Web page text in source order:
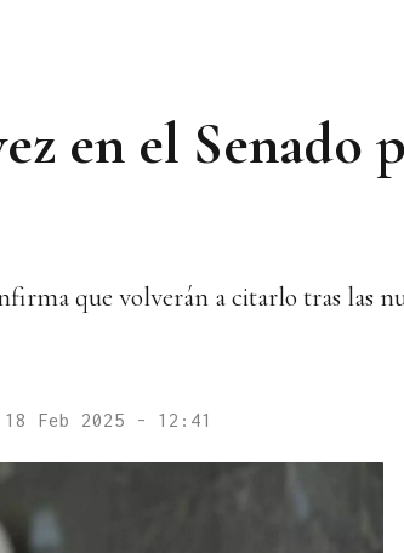
en el Senado
que volverán a citarlo tras las
18 Feb 2025 - 12:41